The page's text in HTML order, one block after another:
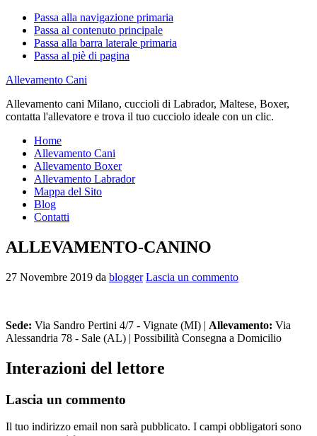
Passa alla navigazione primaria
Passa al contenuto principale
Passa alla barra laterale primaria
Passa al piè di pagina
Allevamento Cani
Allevamento cani Milano, cuccioli di Labrador, Maltese, Boxer,
contatta l'allevatore e trova il tuo cucciolo ideale con un clic.
Home
Allevamento Cani
Allevamento Boxer
Allevamento Labrador
Mappa del Sito
Blog
Contatti
ALLEVAMENTO-CANINO
27 Novembre 2019 da blogger Lascia un commento
Sede: Via Sandro Pertini 4/7 - Vignate (MI) | Allevamento: Via
Alessandria 78 - Sale (AL) | Possibilità Consegna a Domicilio
Interazioni del lettore
Lascia un commento
Il tuo indirizzo email non sarà pubblicato. I campi obbligatori sono